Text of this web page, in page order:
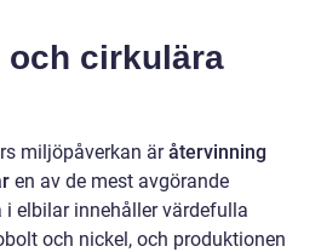
cirkulära
miljöpåverkan äråtervinning
en av de mest avgörande
elbilar innehåller värdefulla
och nickel, och produktionen